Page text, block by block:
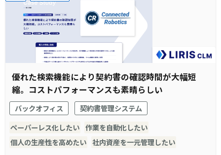
優れた検索機能により契約書の確認時間が大幅短
縮。コストパフォーマンスも素晴らしい
バックオフィス
契約書管理システム
ペーパーレス化したい 作業を自動化したい
個人の生産性を高めたい 社内資産を一元管理したい